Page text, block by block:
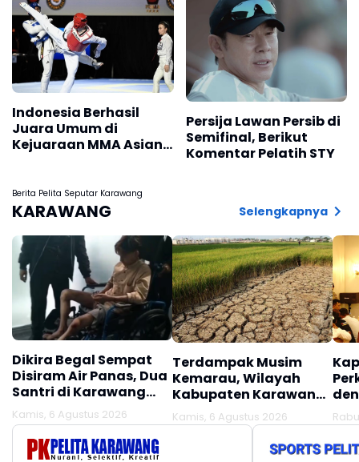
Indonesia Berhasil
Juara Umum di
Kejuaraan MMA Asian
Persija Lawan Persib di
Semifinal, Berikut
Komentar Pelatih STY
Berita Pelita Seputar Karawang
KARAWANG Selengkapnya
Dikira Begal Sempat
Disiram Air Panas, Dua
Santri di Karawang
Terluka Akibat Aksi
Oknum Linmas
Kamis, 6 Agustus 2026
Terdampak Musim
Kemarau, Wilayah
Kabupaten Karawang
Kekeringan Makin
Meluas
Kamis, 6 Agustus 2026